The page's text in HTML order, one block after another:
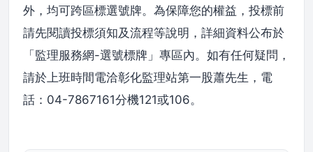
外，均可跨區標選號牌。為保障您的權益，投標前
請先閱讀投標須知及流程等說明，詳細資料公布於
「監理服務網-選號標牌」專區內。如有任何疑問，
請於上班時間電洽彰化監理站第一股蕭先生，電
話：04-7867161分機121或106。